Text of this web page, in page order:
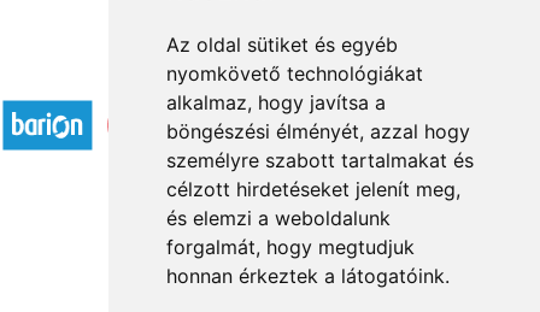
Az oldal sütiket és egyéb
nyomkövető technológiákat
alkalmaz, hogy javítsa a
böngészési élményét, azzal hogy
személyre szabott tartalmakat és
célzott hirdetéseket jelenít meg,
és elemzi a weboldalunk
forgalmát, hogy megtudjuk
honnan érkeztek a látogatóink.
Elfogadott fizetési módok
Rólunk
Kapcsolat